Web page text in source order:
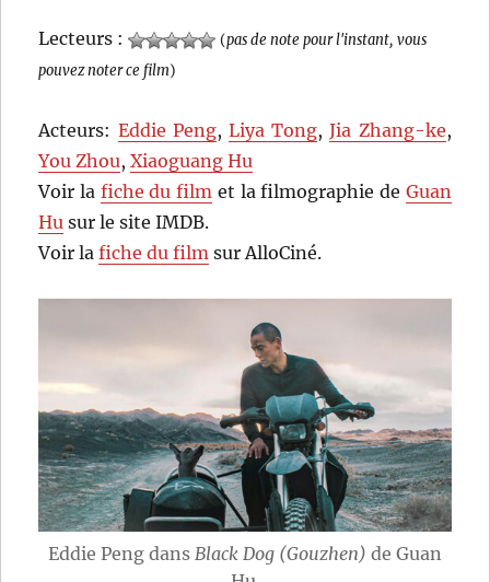
Lecteurs : (pas de note pour l'instant, vous
pouvez noter ce film)
Acteurs: Eddie Peng, Liya Tong,Jia Zhang-ke,
You Zhou,Xiaoguang Hu
Voir la fiche du film et la filmographie de Guan
Hu sur le site IMDB.
Voir lafiche du film sur AlloCiné.
Eddie Peng dans Black Dog (Gouzhen) de Guan